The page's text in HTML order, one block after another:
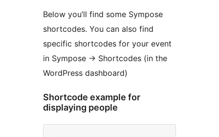
Below you’ll find some Sympose
shortcodes. You can also find
specific shortcodes for your event
in Sympose -> Shortcodes (in the
WordPress dashboard)
Shortcode example for
displaying people